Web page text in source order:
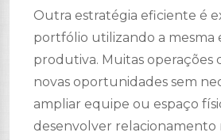
Outra estratégia eficiente é
portfólio utilizando a mesma
produtiva. Muitas operações
novas oportunidades sem
ampliar equipe ou espaço
desenvolver